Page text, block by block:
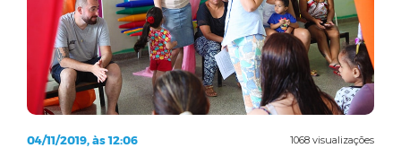
1068 visualizações
04/11/2019, às 12:06